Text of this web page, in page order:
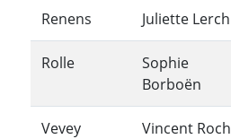
Renens Juliette Lerch
Rolle
Sophie
Borboën
Vevey Vincent Roch